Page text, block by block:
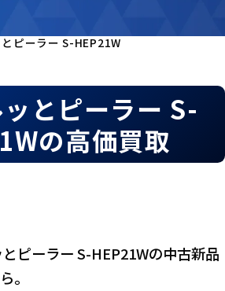
ピーラー S-HEP21W
とピーラー S-
の高価買取
ピーラー S-HEP21Wの中古新品
。